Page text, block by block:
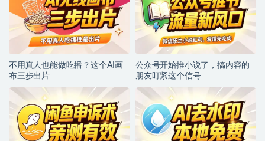
不用真人也能做吃播？这个AI画
布三步出片
公众号开始推小说了，搞内容的
朋友盯紧这个信号